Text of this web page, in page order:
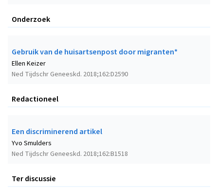
Onderzoek
Gebruik van de huisartsenpost door migranten*
Ned Tijdschr Geneeskd. 2018;162:D2590
Ellen Keizer
Redactioneel
Een discriminerend artikel
Ned Tijdschr Geneeskd. 2018;162:B1518
Yvo Smulders
Ter discussie